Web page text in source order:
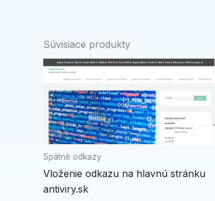
Súvisiace produkty
Spätné odkazy
Vloženie odkazu na hlavnú stránku
antiviry.sk
Price
through
49,00 €
Tento
produkt
má
variantov.
Možnosti
môžete